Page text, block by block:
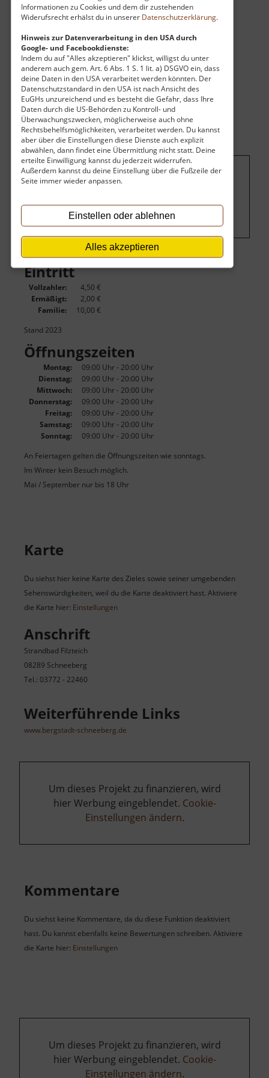
Informationen zu Cookies und dem dir zustehenden
Widerufsrecht erhälst du in unserer Datenschutzerklärung.
Hinweis zur Datenverarbeitung in den USA durch
Google- und Facebookdienste:
Indem du auf "Alles akzeptieren" klickst, willigst du unter
anderem auch gem. Art. 6 Abs. 1 S. 1 lit. a) DSGVO ein, dass
deine Daten in den USA verarbeitet werden könnten. Der
Datenschutzstandard in den USA ist nach Ansicht des
EuGHs unzureichend und es besteht die Gefahr, dass Ihre
Daten durch die US-Behörden zu Kontroll- und
Überwachungszwecken, möglicherweise auch ohne
Rechtsbehelfsmöglichkeiten, verarbeitet werden. Du kannst
aber über die Einstellungen diese Dienste auch explizit
abwählen, dann findet eine Übermittlung nicht statt. Deine
erteilte Einwilligung kannst du jederzeit widerrufen.
Außerdem kannst du deine Einstellung über die Fußzeile der
Seite immer wieder anpassen.
Einstellen oder ablehnen
Alles akzeptieren
ist nicht gestattet.
Um dieses Projekt zu finanzieren, wird
Einstellungen ändern
Eintritt
Vollzahler:
4,50 €
Ermäßigt:
2,00 €
Familie:
10,00 €
Stand 2023
Öffnungszeiten
Montag:
09:00 Uhr - 20:00 Uhr
Dienstag:
09:00 Uhr - 20:00 Uhr
Mittwoch:
09:00 Uhr - 20:00 Uhr
Donnerstag:
09:00 Uhr - 20:00 Uhr
Freitag:
09:00 Uhr - 20:00 Uhr
Samstag:
09:00 Uhr - 20:00 Uhr
Sonntag:
09:00 Uhr - 20:00 Uhr
An Feiertagen gelten die Öffnungszeiten wie sonntags.
Im Winter kein Besuch möglich.
Mai / September nur bis 18 Uhr
Karte
Du siehst hier keine Karte des Zieles sowie seiner umgebenden
Sehenswürdigkeiten, weil du die Karte deaktiviert hast. Aktiviere
die Karte hier: Einstellungen
Anschrift
Strandbad Filzteich
08289 Schneeberg
Tel.: 03772 - 22460
Weiterführende Links
www.bergstadt-schneeberg.de
Um dieses Projekt zu finanzieren, wird
hier Werbung eingeblendet. Cookie-
Einstellungen ändern.
Kommentare
Du siehst keine Kommentare, da du diese Funktion deaktiviert
hast. Du kannst ebenfalls keine Bewertungen schreiben. Aktiviere
die Karte hier: Einstellungen
Um dieses Projekt zu finanzieren, wird
hier Werbung eingeblendet. Cookie-
Einstellungen ändern.